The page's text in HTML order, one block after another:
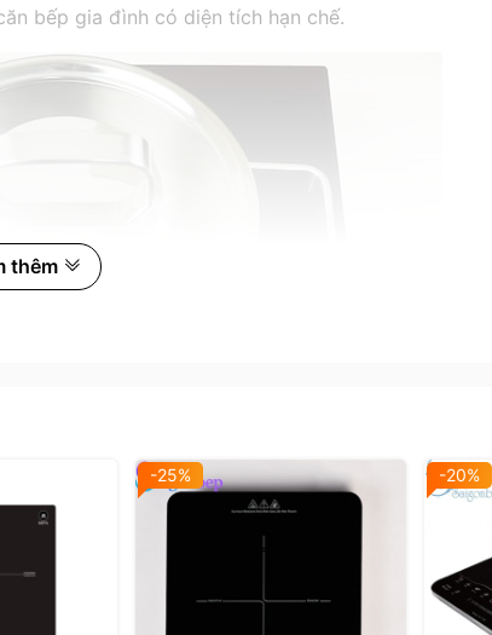
bếp gia đình có diện tích hạn chế.
thêm
-25% -20%